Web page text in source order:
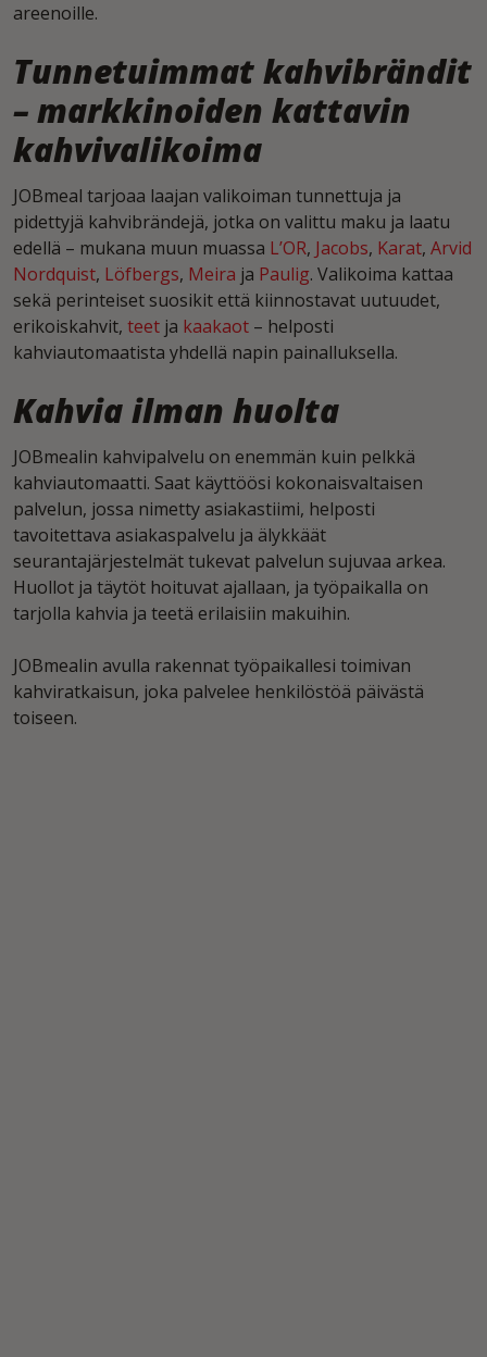
areenoille.
Tunnetuimmat kahvibrändit
– markkinoiden kattavin
kahvivalikoima
JOBmeal tarjoaa laajan valikoiman tunnettuja ja
pidettyjä kahvibrändejä, jotka on valittu maku ja laatu
edellä – mukana muun muassa L’OR, Jacobs, Karat, Arvid
Nordquist, Löfbergs, Meira ja Paulig. Valikoima kattaa
sekä perinteiset suosikit että kiinnostavat uutuudet,
erikoiskahvit, teet ja kaakaot – helposti
kahviautomaatista yhdellä napin painalluksella.
Kahvia ilman huolta
JOBmealin kahvipalvelu on enemmän kuin pelkkä
kahviautomaatti. Saat käyttöösi kokonaisvaltaisen
palvelun, jossa nimetty asiakastiimi, helposti
tavoitettava asiakaspalvelu ja älykkäät
seurantajärjestelmät tukevat palvelun sujuvaa arkea.
Huollot ja täytöt hoituvat ajallaan, ja työpaikalla on
tarjolla kahvia ja teetä erilaisiin makuihin.
JOBmealin avulla rakennat työpaikallesi toimivan
kahviratkaisun, joka palvelee henkilöstöä päivästä
toiseen.